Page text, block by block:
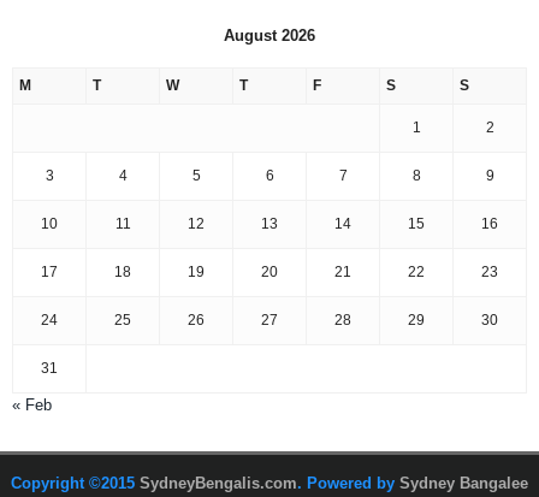
August 2026
M T W T F S S
1 2
3 4 5 6 7 8 9
10 11 12 13 14 15 16
17 18 19 20 21 22 23
24 25 26 27 28 29 30
31
« Feb
Copyright ©2015 SydneyBengalis.com. Powered by Sydney Bangalee